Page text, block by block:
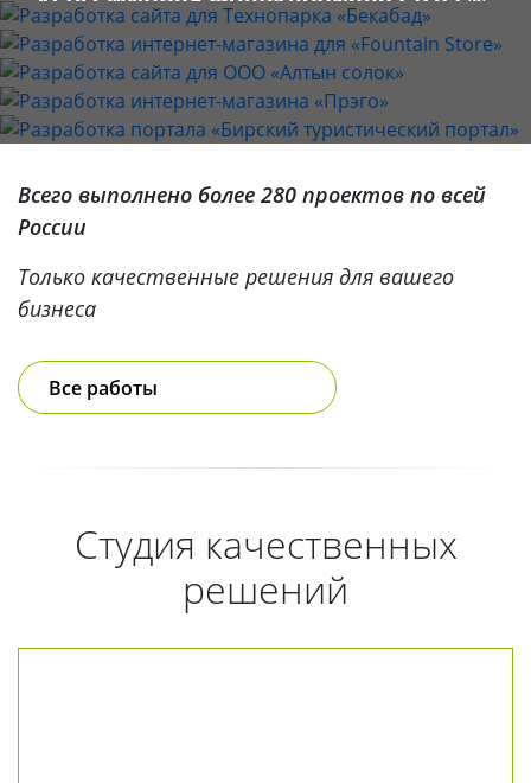
ООО «ПромЦентр»
Интернет-магазин «Fountain Store»
ООО «Алтын солок»
Интернет-магазин часов «Прэго»
Всего выполнено более 280 проектов по всей
России
Только качественные решения для вашего
бизнеса
Все работы
Студия качественных
решений